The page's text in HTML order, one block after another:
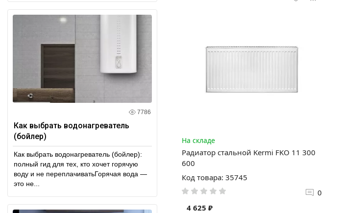
7786
Как выбрать водонагреватель
(бойлер)
Как выбрать водонагреватель (бойлер):
полный гид для тех, кто хочет горячую
воду и не переплачиватьГорячая вода —
это не...
На складе
Радиатор стальной Kermi FKO 11 300
600
Код товара: 35745
0
4 625 ₽